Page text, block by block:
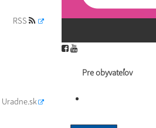
RSS
Uradne.sk
Pre obyvateľov